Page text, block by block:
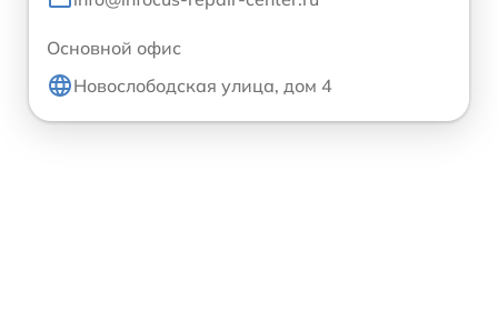
Основной офис
Новослободская улица, дом 4